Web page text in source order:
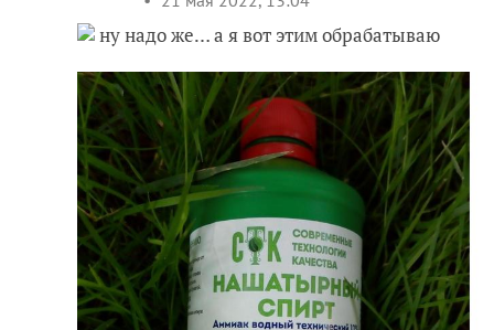
ну надо же… а я вот этим обрабатываю